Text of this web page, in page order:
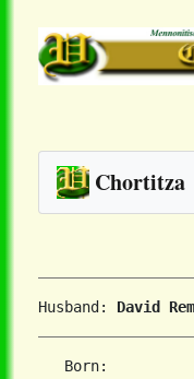
Chortitza
Husband: David
Born: